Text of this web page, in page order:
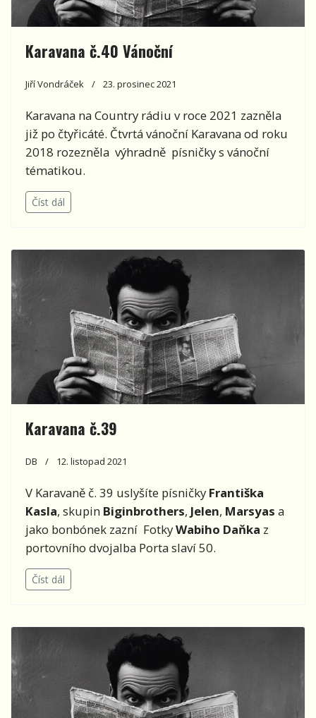
Karavana č.40 Vánoční
Jiří Vondráček 23. prosinec 2021
Karavana na Country rádiu v roce 2021 zazněla
již po čtyřicáté. Čtvrtá vánoční Karavana od roku
2018 rozezněla výhradně písničky s vánoční
tématikou.
Číst dál
Karavana č.39
DB 12. listopad 2021
V Karavaně č. 39 uslyšíte písničky Františka
Kasla, skupin Biginbrothers, Jelen, Marsyas a
jako bonbónek zazní FotkyWabiho Daňka z
portovního dvojalba Porta slaví 50.
Číst dál